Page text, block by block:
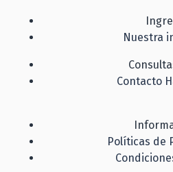
Nuestra
Contacto
Políticas de